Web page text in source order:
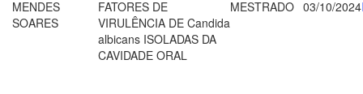
MENDES
SOARES
FATORES DE
VIRULÊNCIA DE Candida
albicans ISOLADAS DA
CAVIDADE ORAL
MESTRADO 03/10/2024